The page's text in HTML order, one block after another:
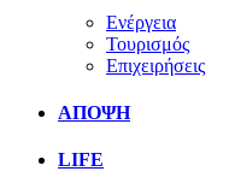
Ενέργεια
Τουρισμός
Επιχειρήσεις
ΑΠΟΨΗ
LIFE